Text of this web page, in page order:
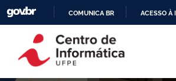
CONTEÚDO
COMUNICA BR ACESSO À